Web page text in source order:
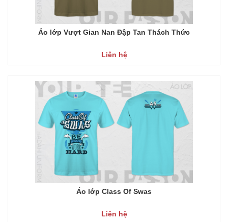
Áo lớp Vượt Gian Nan Đập Tan Thách Thức
Liên hệ
Áo lớp Class Of Swas
Liên hệ